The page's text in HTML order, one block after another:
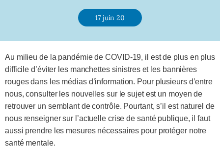
17 juin 20
Au milieu de la pandémie de COVID-19, il est de plus en plus
difficile d’éviter les manchettes sinistres et les bannières
rouges dans les médias d’information. Pour plusieurs d’entre
nous, consulter les nouvelles sur le sujet est un moyen de
retrouver un semblant de contrôle. Pourtant, s’il est naturel de
nous renseigner sur l’actuelle crise de santé publique, il faut
aussi prendre les mesures nécessaires pour protéger notre
santé mentale.